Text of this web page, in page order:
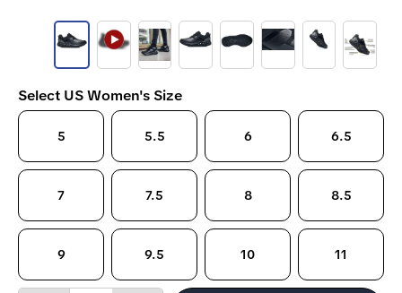
Select US Women's Size
5 5.5 6 6.5
7 7.5 8 8.5
9 9.5 10 11